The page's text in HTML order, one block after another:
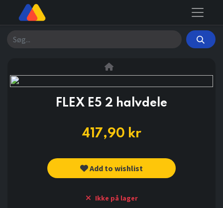
Søg
FLEX E5 2 halvdele
417,90 kr
Add to wishlist
Ikke på lager